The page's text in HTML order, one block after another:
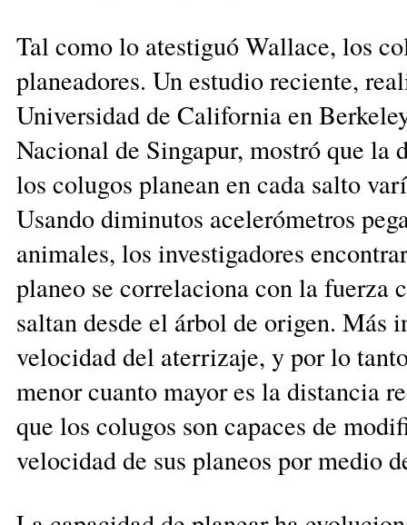
Tal como lo atestiguó Wal­lace, los
planeadores. Un estudio re­ciente,
Universidad de Ca­lifornia en
Nacional de Singapur, mostró que la
los colugos pla­nean en cada salto
Usando di­mi­nutos acelerómetros
animales, los investigadores
planeo se correlaciona con la fuerza
saltan desde el árbol de origen. Más
velocidad del aterrizaje, y por lo
menor cuanto mayor es la distancia
que los colugos son capa­ces de
velocidad de sus planeos por medio